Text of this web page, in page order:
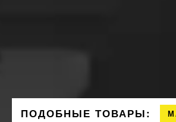
ПОДОБНЫЕ ТОВАРЫ: